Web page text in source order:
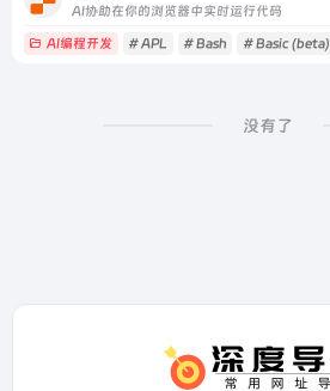
AI协助在你的浏览器中实时运行代码
AI编程开发 # APL # Bash # Basic (beta)
没有了